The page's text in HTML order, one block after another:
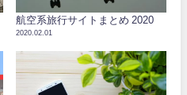
航空系旅行サイトまとめ 2020
2020.02.01